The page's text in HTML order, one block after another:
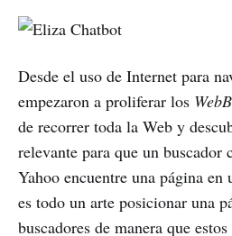
Desde el uso de Internet para
empezaron a proliferar los
de recorrer toda la Web y
relevante para que un
Yahoo encuentre una página
es todo un arte posicionar una
buscadores de manera que